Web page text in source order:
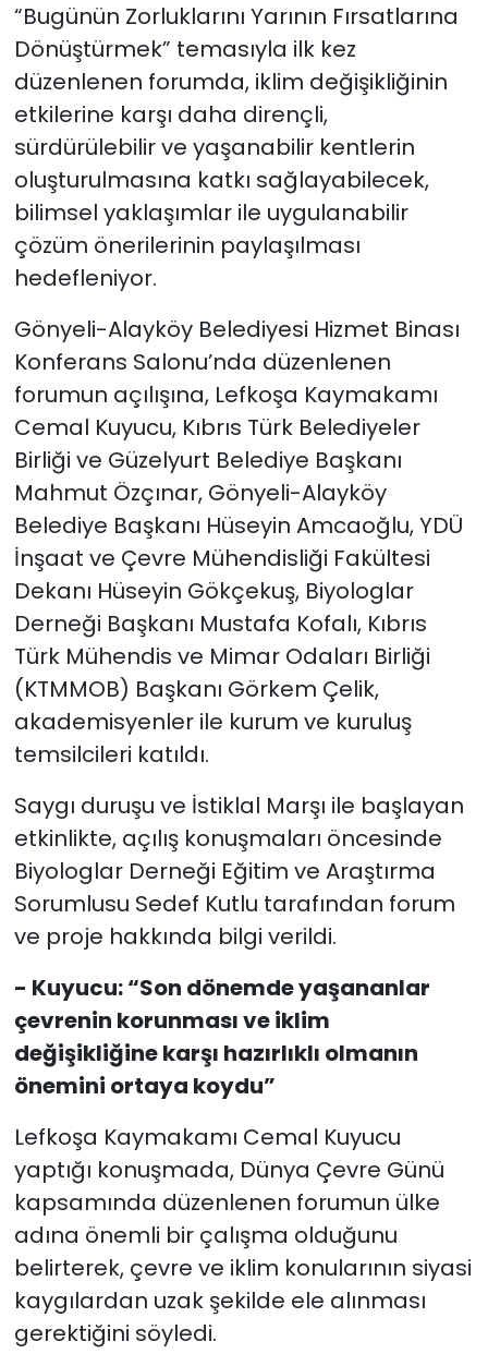
“Bugünün Zorluklarını Yarının Fırsatlarına
Dönüştürmek” temasıyla ilk kez
düzenlenen forumda, iklim değişikliğinin
etkilerine karşı daha dirençli,
sürdürülebilir ve yaşanabilir kentlerin
oluşturulmasına katkı sağlayabilecek,
bilimsel yaklaşımlar ile uygulanabilir
çözüm önerilerinin paylaşılması
hedefleniyor.
Gönyeli-Alayköy Belediyesi Hizmet Binası
Konferans Salonu’nda düzenlenen
forumun açılışına, Lefkoşa Kaymakamı
Cemal Kuyucu, Kıbrıs Türk Belediyeler
Birliği ve Güzelyurt Belediye Başkanı
Mahmut Özçınar, Gönyeli-Alayköy
Belediye Başkanı Hüseyin Amcaoğlu, YDÜ
İnşaat ve Çevre Mühendisliği Fakültesi
Dekanı Hüseyin Gökçekuş, Biyologlar
Derneği Başkanı Mustafa Kofalı, Kıbrıs
Türk Mühendis ve Mimar Odaları Birliği
(KTMMOB) Başkanı Görkem Çelik,
akademisyenler ile kurum ve kuruluş
temsilcileri katıldı.
Saygı duruşu ve İstiklal Marşı ile başlayan
etkinlikte, açılış konuşmaları öncesinde
Biyologlar Derneği Eğitim ve Araştırma
Sorumlusu Sedef Kutlu tarafından forum
ve proje hakkında bilgi verildi.
- Kuyucu: “Son dönemde yaşananlar
çevrenin korunması ve iklim
değişikliğine karşı hazırlıklı olmanın
önemini ortaya koydu”
Lefkoşa Kaymakamı Cemal Kuyucu
yaptığı konuşmada, Dünya Çevre Günü
kapsamında düzenlenen forumun ülke
adına önemli bir çalışma olduğunu
belirterek, çevre ve iklim konularının siyasi
kaygılardan uzak şekilde ele alınması
gerektiğini söyledi.
Teknoloji
TÜRKiYE
Video Galeri
YAŞAM
Yazarlar